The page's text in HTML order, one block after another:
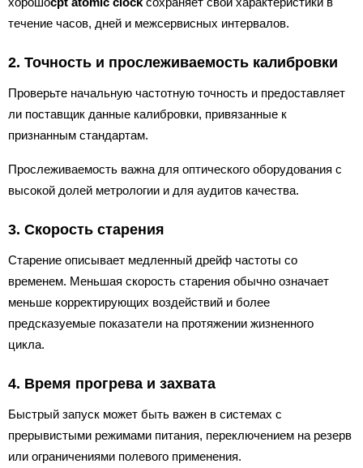
течение часов, дней и межсервисных интервалов.
2. Точность и прослеживаемость калибровки
Проверьте начальную частотную точность и предоставляет
ли поставщик данные калибровки, привязанные к
признанным стандартам.
Прослеживаемость важна для оптического оборудования с
высокой долей метрологии и для аудитов качества.
3. Скорость старения
Старение описывает медленный дрейф частоты со
временем. Меньшая скорость старения обычно означает
меньше корректирующих воздействий и более
предсказуемые показатели на протяжении жизненного
цикла.
4. Время прогрева и захвата
Быстрый запуск может быть важен в системах с
прерывистыми режимами питания, переключением на резерв
или ограничениями полевого применения.